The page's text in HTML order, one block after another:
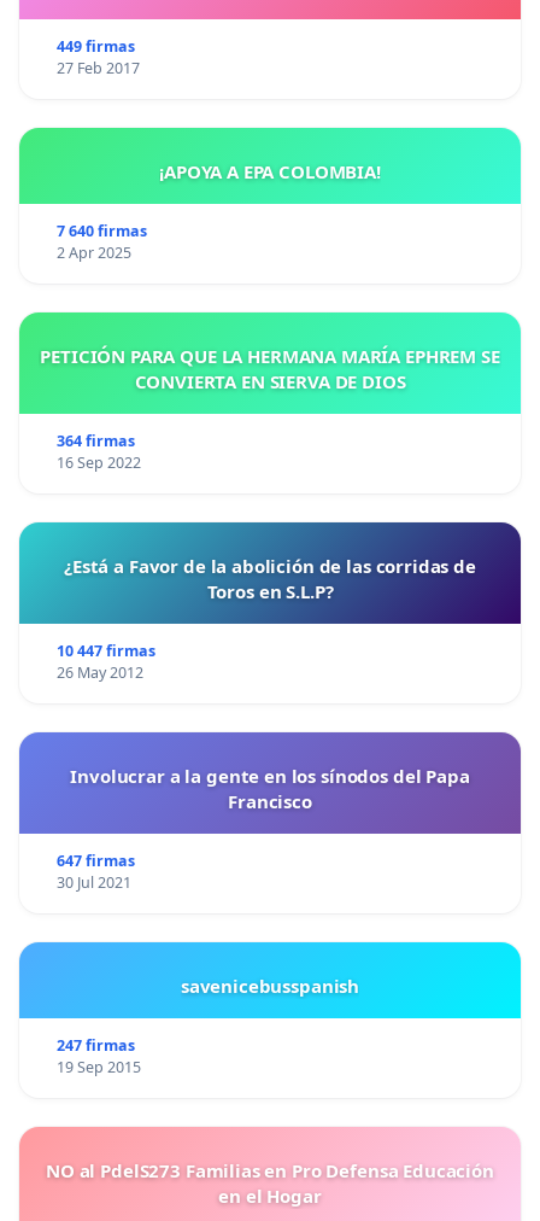
449 firmas
27 Feb 2017
¡APOYA A EPA COLOMBIA!
7 640 firmas
2 Apr 2025
PETICIÓN PARA QUE LA HERMANA MARÍA EPHREM SE
CONVIERTA EN SIERVA DE DIOS
364 firmas
16 Sep 2022
¿Está a Favor de la abolición de las corridas de
Toros en S.L.P?
10 447 firmas
26 May 2012
Involucrar a la gente en los sínodos del Papa
Francisco
647 firmas
30 Jul 2021
savenicebusspanish
247 firmas
19 Sep 2015
NO al PdelS273 Familias en Pro Defensa Educación
en el Hogar